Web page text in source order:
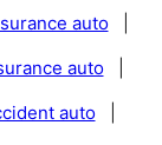
auto
auto
auto